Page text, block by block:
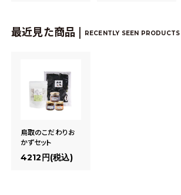
最近見た商品 | RECENTLY SEEN PRODUCTS
鳥取のこだわりお
かずセット
4212円(税込)